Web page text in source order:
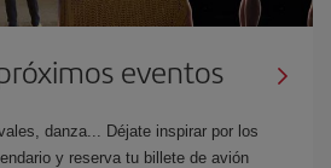
eventos
danza... Déjate inspirar por los
y reserva tu billete de avión